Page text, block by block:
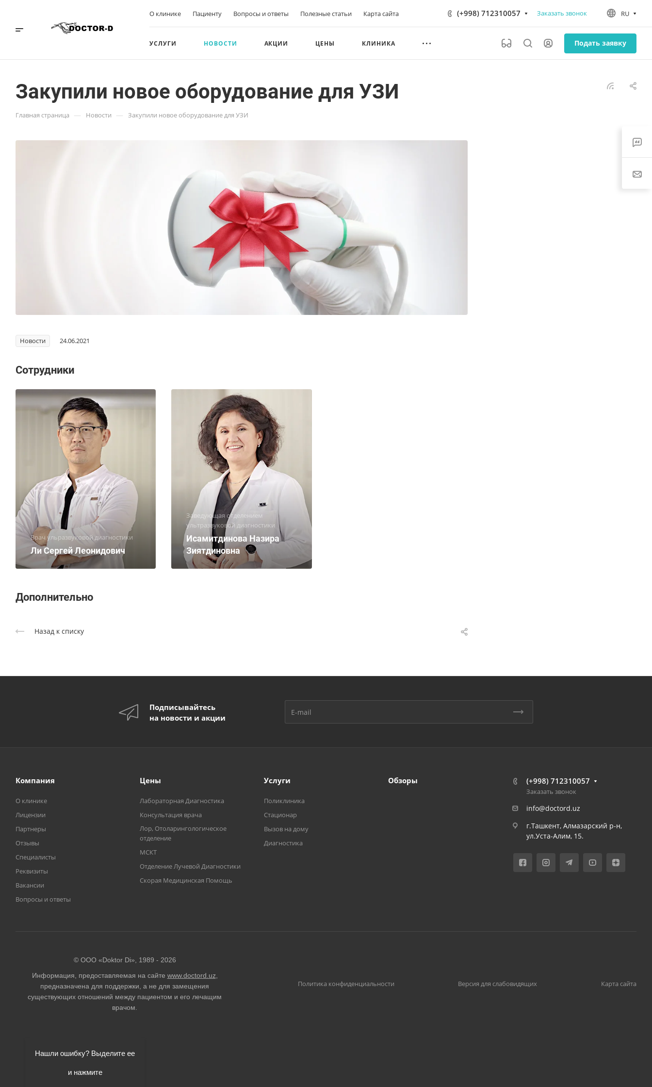
О клинике Пациенту Вопросы и ответы Полезные статьи Карта сайта (+998) 712310057 Заказать звонок RU
УСЛУГИ НОВОСТИ АКЦИИ ЦЕНЫ КЛИНИКА Подать заявку
Закупили новое оборудование для УЗИ
Главная страница — Новости — Закупили новое оборудование для УЗИ
Новости 24.06.2021
Сотрудники
Врач ульразвуковой диагностики
Ли Сергей Леонидович
Заведующая отделением
ультразвуковой диагностики
Исамитдинова Назира
Зиятдиновна
Дополнительно
Назад к списку
Подписывайтесь
на новости и акции
Компания
О клинике
Лицензии
Партнеры
Отзывы
Специалисты
Реквизиты
Вакансии
Вопросы и ответы
Цены
Лабораторная Диагностика
Консультация врача
Лор, Отоларингологическое
отделение
МСКТ
Отделение Лучевой Диагностики
Скорая Медицинская Помощь
Услуги
Поликлиника
Стационар
Вызов на дому
Диагностика
Обзоры (+998) 712310057
Заказать звонок
info@doctord.uz
г.Ташкент, Алмазарский р-н,
ул.Уста-Алим, 15.
© ООО «Doktor Di», 1989 - 2026
Информация, предоставляемая на сайте www.doctord.uz
предназначена для поддержки, а не для замещения
существующих отношений между пациентом и его лечащим
врачом.
Политика конфиденциальности Версия для слабовидящих Карта сайта
Нашли ошибку? Выделите ее
и нажмите